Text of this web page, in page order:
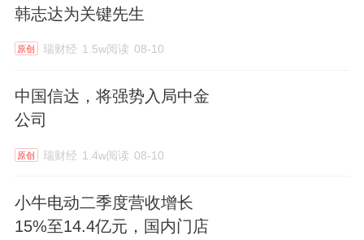
韩志达为关键先生
原创 瑞财经 1.5w阅读 08-10
中国信达，将强势入局中金
公司
原创 瑞财经 1.4w阅读 08-10
小牛电动二季度营收增长
15%至14.4亿元，国内门店